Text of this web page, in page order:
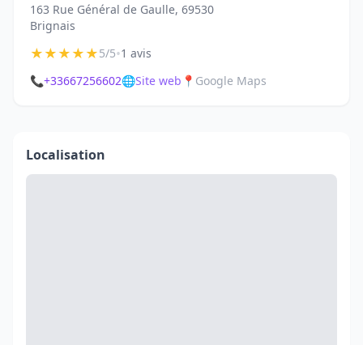
163 Rue Général de Gaulle, 69530
Brignais
★★★★★5/5•1 avis
📞+33667256602🌐Site web 📍 Google Maps
Localisation